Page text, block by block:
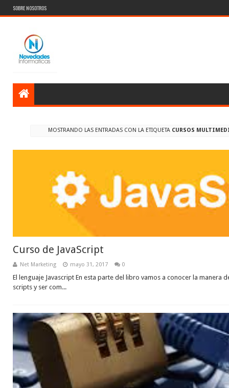
SOBRE NOSOTROS
MOSTRANDO LAS ENTRADAS CON LA ETIQUETA CURSOS
Curso de JavaScript
Net Marketing mayo 31, 2017 0
El lenguaje Javascript En esta parte del libro vamos a conocer la manera
scripts y ser com...